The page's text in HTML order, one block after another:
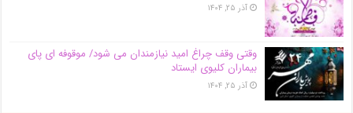
آذر ۲۵, ۱۴۰۴
وقتی وقف چراغ امید نیازمندان می شود/ موقوفه ای پای
بیماران کلیوی ایستاد
آذر ۲۵, ۱۴۰۴